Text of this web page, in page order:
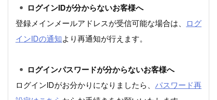
ログインIDが分からないお客様へ
登録メインメールアドレスが受信可能な場合は、
ログ
インIDの通知より再通知が行えます。
ログインパスワードが分からないお客様へ
ログインIDがお分かりになりましたら、 パスワード再